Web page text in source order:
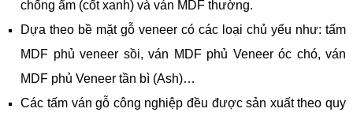
chống ẩm (cốt xanh) và ván MDF thường.
Dựa theo bề mặt gỗ veneer có các loại chủ yếu như: tấm
MDF phủ veneer sồi, ván MDF phủ Veneer óc chó, ván
MDF phủ Veneer tần bì (Ash)…
Các tấm ván gỗ công nghiệp đều được sản xuất theo quy